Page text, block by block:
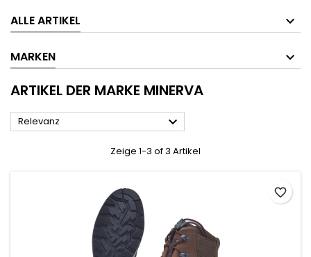
ALLE ARTIKEL
MARKEN
ARTIKEL DER MARKE MINERVA
Relevanz 
Zeige 1-3 of 3 Artikel
favorite_border